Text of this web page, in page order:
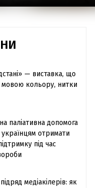
— виставка, що
мовою кольору, нитки
паліативна допомога
отримати
під час
медіакілерів: як